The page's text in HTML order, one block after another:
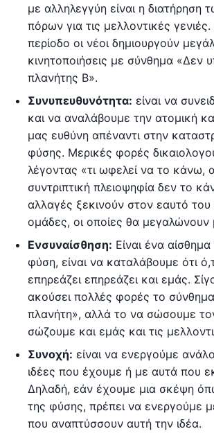
με αλληλεγγύη είναι η διατήρηση
πόρων για τις μελλοντικές
περίοδο οι νέοι δημιουργούν
κινητοποιήσεις με σύνθημα «Δεν
πλανήτης Β».
Συνυπευθυνότητα: είναι να
και να αναλάβουμε την ατομική
μας ευθύνη απέναντι στην
φύσης. Μερικές φορές
λέγοντας «τι ωφελεί να το κάνω,
συντριπτική πλειοψηφία δεν το
αλλαγές ξεκινούν στον εαυτό του
ομάδες, οι οποίες θα μεγαλώνουν
Ενσυναίσθηση: Είναι ένα
φύση, είναι να καταλάβουμε ότι
επηρεάζει επηρεάζει και εμάς.
ακούσει πολλές φορές το
πλανήτη», αλλά το να σώσουμε
σώζουμε και εμάς και τις
Συνοχή: είναι να ενεργούμε
ιδέες που έχουμε ή με αυτά που
Δηλαδή, εάν έχουμε μια σκέψη
της φύσης, πρέπει να ενεργούμε
που αναπτύσσουν αυτή την ιδέα.